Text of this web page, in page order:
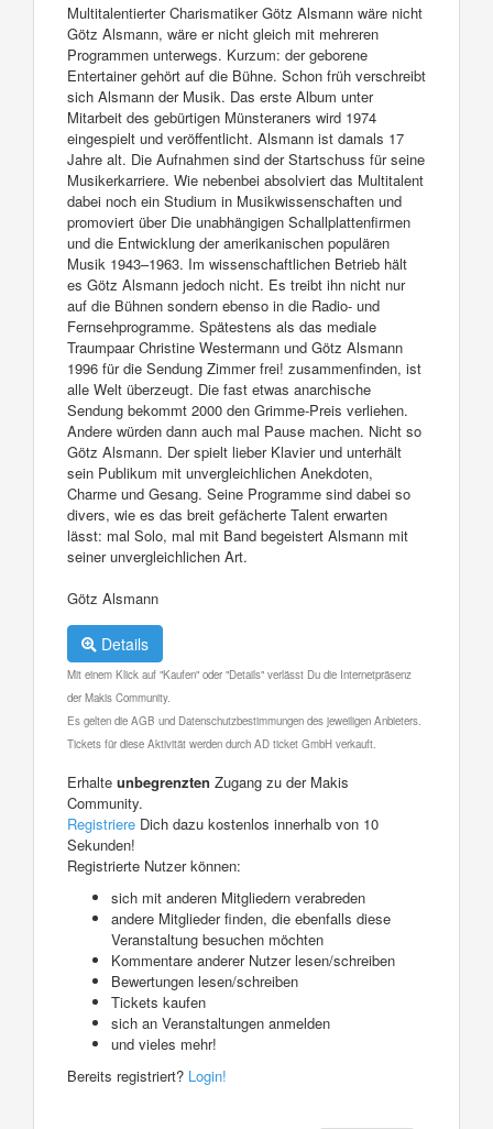
Multitalentierter Charismatiker Götz Alsmann wäre nicht
Götz Alsmann, wäre er nicht gleich mit mehreren
Programmen unterwegs. Kurzum: der geborene
Entertainer gehört auf die Bühne. Schon früh verschreibt
sich Alsmann der Musik. Das erste Album unter
Mitarbeit des gebürtigen Münsteraners wird 1974
eingespielt und veröffentlicht. Alsmann ist damals 17
Jahre alt. Die Aufnahmen sind der Startschuss für seine
Musikerkarriere. Wie nebenbei absolviert das Multitalent
dabei noch ein Studium in Musikwissenschaften und
promoviert über Die unabhängigen Schallplattenfirmen
und die Entwicklung der amerikanischen populären
Musik 1943–1963. Im wissenschaftlichen Betrieb hält
es Götz Alsmann jedoch nicht. Es treibt ihn nicht nur
auf die Bühnen sondern ebenso in die Radio- und
Fernsehprogramme. Spätestens als das mediale
Traumpaar Christine Westermann und Götz Alsmann
1996 für die Sendung Zimmer frei! zusammenfinden, ist
alle Welt überzeugt. Die fast etwas anarchische
Sendung bekommt 2000 den Grimme-Preis verliehen.
Andere würden dann auch mal Pause machen. Nicht so
Götz Alsmann. Der spielt lieber Klavier und unterhält
sein Publikum mit unvergleichlichen Anekdoten,
Charme und Gesang. Seine Programme sind dabei so
divers, wie es das breit gefächerte Talent erwarten
lässt: mal Solo, mal mit Band begeistert Alsmann mit
seiner unvergleichlichen Art.
Götz Alsmann
Details
Mit einem Klick auf "Kaufen" oder "Details" verlässt Du die Internetpräsenz
der Makis Community.
Es gelten die AGB und Datenschutzbestimmungen des jeweiligen Anbieters.
Tickets für diese Aktivität werden durch AD ticket GmbH verkauft.
Erhalte unbegrenzten Zugang zu der Makis
Community.
Registriere Dich dazu kostenlos innerhalb von 10
Sekunden!
Registrierte Nutzer können:
sich mit anderen Mitgliedern verabreden
andere Mitglieder finden, die ebenfalls diese
Veranstaltung besuchen möchten
Kommentare anderer Nutzer lesen/schreiben
Bewertungen lesen/schreiben
Tickets kaufen
sich an Veranstaltungen anmelden
und vieles mehr!
Bereits registriert? Login!